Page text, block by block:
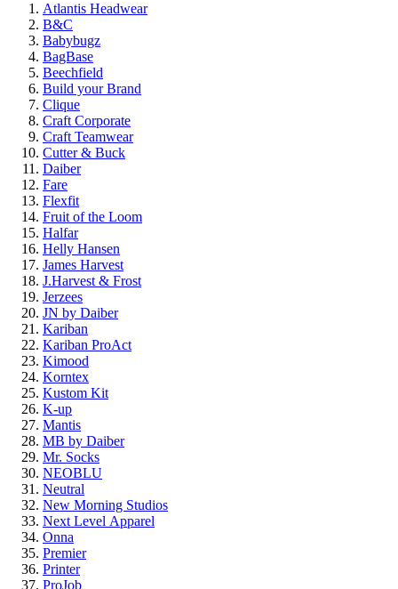
Atlantis Headwear
B&C
Babybugz
BagBase
Beechfield
Build your Brand
Clique
Craft Corporate
Craft Teamwear
Cutter & Buck
Daiber
Fare
Flexfit
Fruit of the Loom
Halfar
Helly Hansen
James Harvest
J.Harvest & Frost
Jerzees
JN by Daiber
Kariban
Kariban ProAct
Kimood
Korntex
Kustom Kit
K-up
Mantis
MB by Daiber
Mr. Socks
NEOBLU
Neutral
New Morning Studios
Next Level Apparel
Onna
Premier
Printer
ProJob